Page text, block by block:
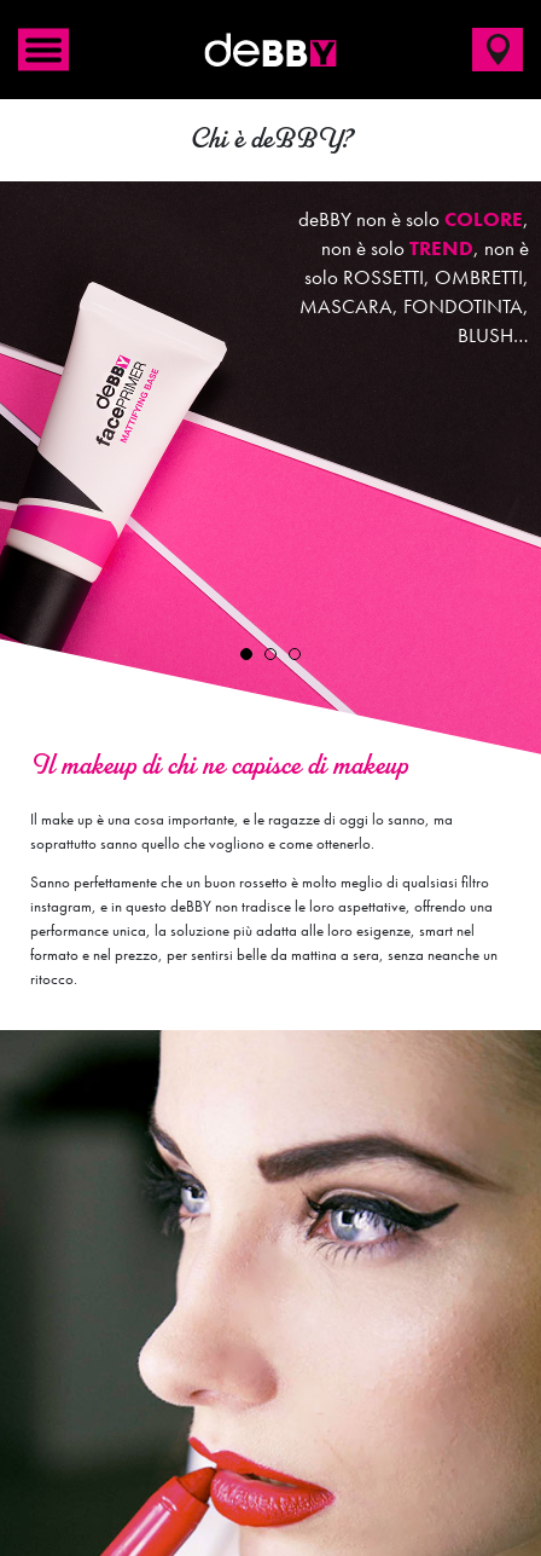
Chi è deBBY?
ÈPERFORMANCE
d’avanguardia. È la
SICUREZZAdi poterci
contare. ÈGIOVANEnello
stile e nel prezzo. Ma
Il makeup di chi ne capisce di makeup
Il make up è una cosa importante, e le ragazze di oggi lo sanno, ma
soprattutto sanno quello che vogliono e come ottenerlo.
Sanno perfettamente che un buon rossetto è molto meglio di qualsiasi filtro
instagram, e in questo deBBY non tradisce le loro aspettative, offrendo una
performance unica, la soluzione più adatta alle loro esigenze, smart nel
formato e nel prezzo, per sentirsi belle da mattina a sera, senza neanche un
ritocco.